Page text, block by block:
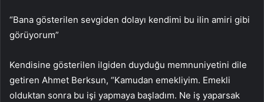
“Bana gösterilen sevgiden dolayı kendimi bu ilin amiri gibi
görüyorum”
Kendisine gösterilen ilgiden duyduğu memnuniyetini dile
getiren Ahmet Berksun, “Kamudan emekliyim. Emekli
olduktan sonra bu işi yapmaya başladım. Ne iş yaparsak